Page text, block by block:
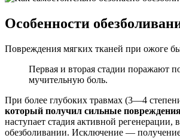
Особенности
Повреждения мягких тканей при ожоге
Первая и вторая стадии поражают
мучительную боль.
При более глубоких травмах (3—4
который получил сильные
наступает стадия активной
обезболивании. Исключение —